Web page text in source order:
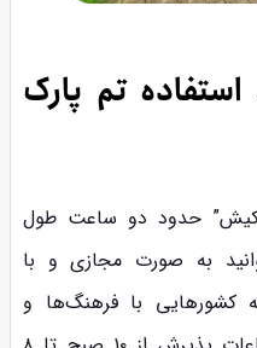
تم پارک
کیش” حدود دو ساعت طول
به صورت مجازی و با
کشورهایی با فرهنگ‌ها و